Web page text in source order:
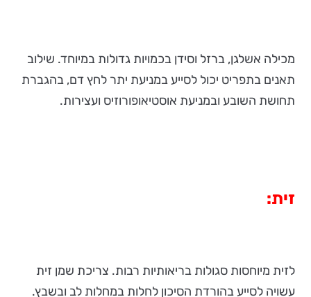
מכילה אשלגן, ברזל וסידן בכמויות גדולות במיוחד. שילוב
תאנים בתפריט יכול לסייע במניעת יתר לחץ דם, בהגברת
תחושת השובע ובמניעת אוסטיאופורוזיס ועצירות.
זית:
לזית מיוחסות סגולות בריאותיות רבות. צריכת שמן זית
עשויה לסייע בהורדת הסיכון לחלות במחלות לב ובשבץ.